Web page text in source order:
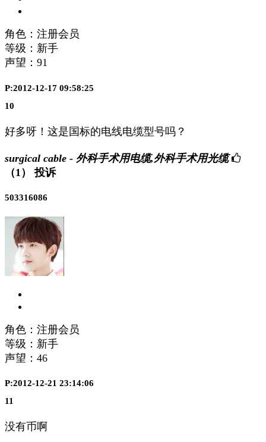
角色：注册会员
等级：新手
声望： 91
P:2012-12-17 09:58:25
10
好多呀！这是国标的电线电缆型号吗？
surgical cable - 外科手术用电缆,外科手术用光缆
（1）
投诉
503316086
角色：注册会员
等级：新手
声望： 46
P:2012-12-21 23:14:06
11
没有币啊